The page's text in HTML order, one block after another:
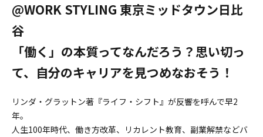
@WORK STYLING 東京ミッドタウン日比
谷
「働く」の本質ってなんだろう？思い切っ
て、自分のキャリアを見つめなおそう！
リンダ・グラットン著『ライフ・シフト』が反響を呼んで早2
年。
人生100年時代、働き方改革、リカレント教育、副業解禁などバ